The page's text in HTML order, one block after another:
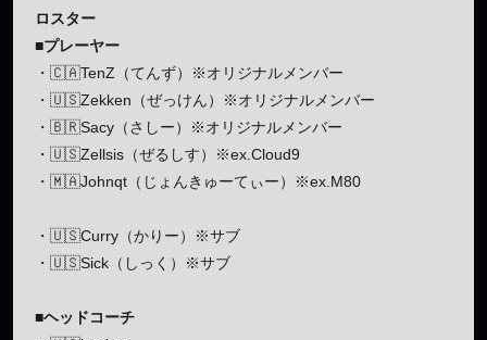
ロスター
■プレーヤー
・🇨🇦TenZ（てんず）※オリジナルメンバー
・🇺🇸Zekken（ぜっけん）※オリジナルメンバー
・🇧🇷Sacy（さしー）※オリジナルメンバー
・🇺🇸Zellsis（ぜるしす）※ex.Cloud9
・🇲🇦Johnqt（じょんきゅーてぃー）※ex.M80
・🇺🇸Curry（かりー）※サブ
・🇺🇸Sick（しっく）※サブ
■ヘッドコーチ